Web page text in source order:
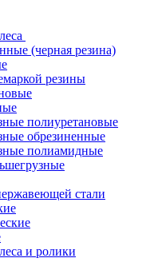
(черная резина)
резины
полиуретановые
обрезиненные
полиамидные
стали
и ролики